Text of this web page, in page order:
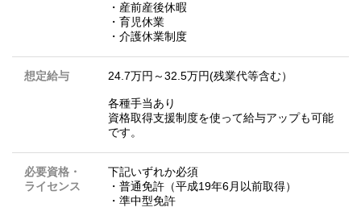
・産前産後休暇
・育児休業
・介護休業制度
想定給与 24.7万円～32.5万円(残業代等含む）
各種手当あり
資格取得支援制度を使って給与アップも可能
です。
必要資格・
ライセンス
下記いずれか必須
・普通免許（平成19年6月以前取得）
・準中型免許